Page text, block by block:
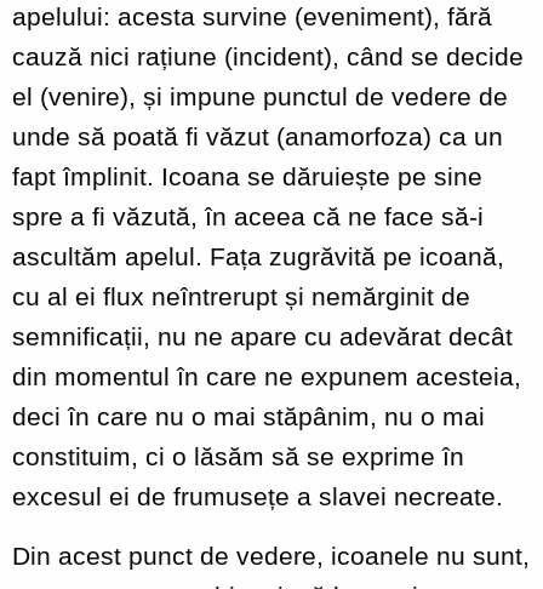
apelului: acesta survine (eveniment), fără
cauză nici rațiune (incident), când se decide
el (venire), și impune punctul de vedere de
unde să poată fi văzut (anamorfoza) ca un
fapt împlinit. Icoana se dăruiește pe sine
spre a fi văzută, în aceea că ne face să-i
ascultăm apelul. Fața zugrăvită pe icoană,
cu al ei flux neîntrerupt și nemărginit de
semnificații, nu ne apare cu adevărat decât
din momentul în care ne expunem acesteia,
deci în care nu o mai stăpânim, nu o mai
constituim, ci o lăsăm să se exprime în
excesul ei de frumusețe a slavei necreate.
Din acest punct de vedere, icoanele nu sunt,